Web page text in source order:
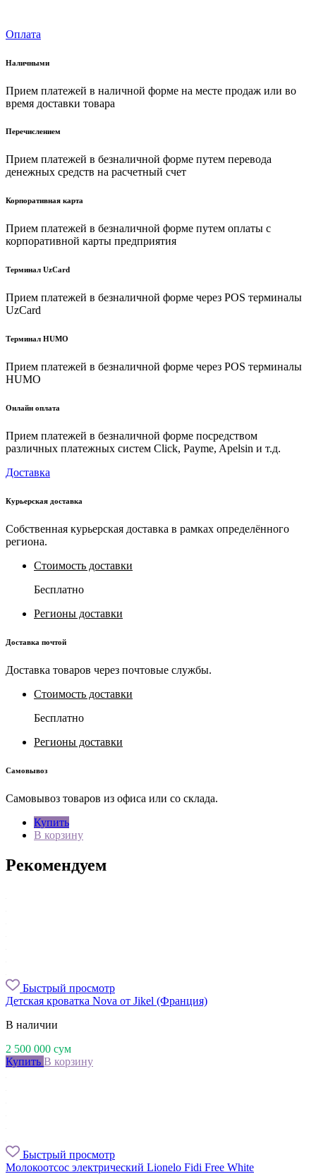
Оплата
Наличными
Прием платежей в наличной форме на месте продаж или во
время доставки товара
Перечислением
Прием платежей в безналичной форме путем перевода
денежных средств на расчетный счет
Корпоративная карта
Прием платежей в безналичной форме путем оплаты с
корпоративной карты предприятия
Терминал UzCard
Прием платежей в безналичной форме через POS терминалы
UzCard
Терминал HUMO
Прием платежей в безналичной форме через POS терминалы
HUMO
Онлайн оплата
Прием платежей в безналичной форме посредством
различных платежных систем Click, Payme, Apelsin и т.д.
Доставка
Курьерская доставка
Собственная курьерская доставка в рамках определённого
региона.
Стоимость доставки
Бесплатно
Регионы доставки
Доставка почтой
Доставка товаров через почтовые службы.
Стоимость доставки
Бесплатно
Регионы доставки
Самовывоз
Самовывоз товаров из офиса или со склада.
Купить
В корзину
Рекомендуем
Быстрый просмотр
Детская кроватка Nova от Jikel (Франция)
В наличии
2 500 000 сум
Купить В корзину
Быстрый просмотр
Молокоотсос электрический Lionelo Fidi Free White